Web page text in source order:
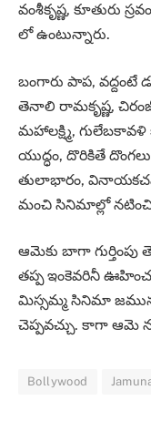
వంశీకృష్ణ, కూతురు
లో ఉంటున్నారు.
బంగారు పాప, వద్దంటే
తెనాలి రామకృష్ణ,
మహాలక్ష్మి,
యుద్ధం, దొరికితే
తులాభారం,
మంచి సినిమాల్లో నటించి
ఆమెకు బాగా
తప్ప ఇంకెవరినీ
మిస్సమ్మ సినిమా
చెప్పవచ్చు. కాగా ఆమె
Bollywood